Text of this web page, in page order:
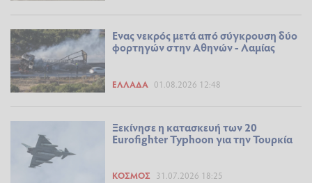
Ενας νεκρός μετά από σύγκρουση δύο
φορτηγών στην Αθηνών - Λαμίας
ΕΛΛΆΔΑ 01.08.2026 12:48
Ξεκίνησε η κατασκευή των 20
Eurofighter Typhoon για την Τουρκία
ΚΌΣΜΟΣ 31.07.2026 18:25